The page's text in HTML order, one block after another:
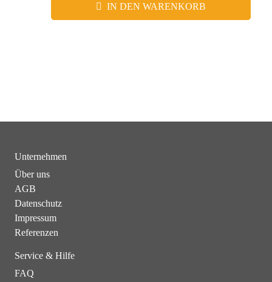
IN DEN WARENKORB
Unternehmen
Über uns
AGB
Datenschutz
Impressum
Referenzen
Service & Hilfe
FAQ